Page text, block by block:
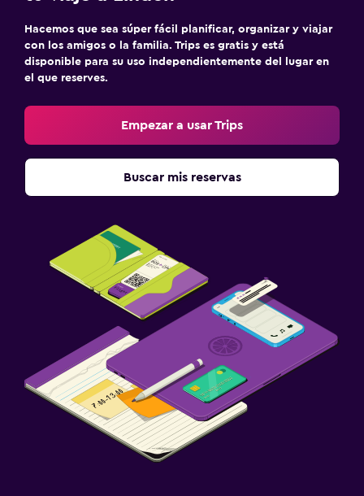
Hacemos que sea súper fácil planificar, organizar y viajar
con los amigos o la familia. Trips es gratis y está
disponible para su uso independientemente del lugar en
el que reserves.
Empezar a usar Trips
Buscar mis reservas